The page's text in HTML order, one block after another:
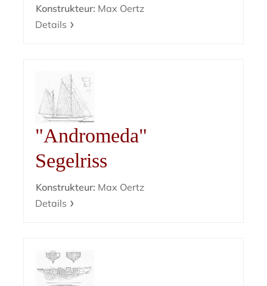
Konstrukteur: Max Oertz
Details
"Andromeda"
Segelriss
Konstrukteur: Max Oertz
Details